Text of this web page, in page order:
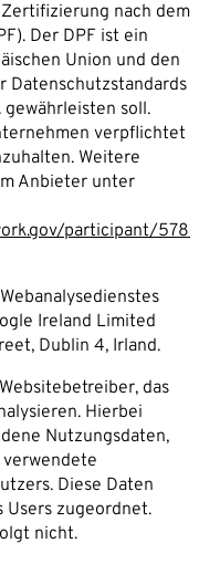
nach dem
Der DPF ist ein
Union und den
Datenschutzstandards
soll.
verpflichtet
Weitere
Anbieter unter
participant/5780
Ireland Limited
Dublin 4, Irland.
das
Hierbei
Nutzungsdaten,
verwendete
Diese Daten
Users zugeordnet.
nicht.